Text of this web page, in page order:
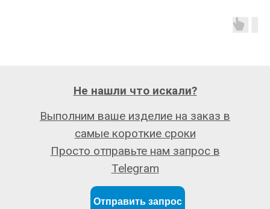
Отправить запрос
Выполним ваше изделие на заказ в
самые короткие сроки
Просто отправьте нам запрос в
Telegram
Не нашли что искали?